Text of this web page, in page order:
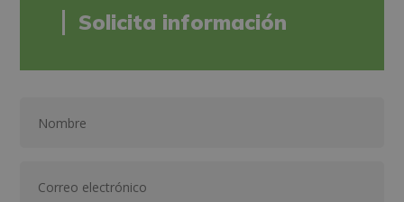
Solicita información